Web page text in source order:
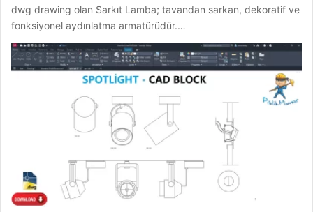
dwg drawing olan Sarkıt Lamba; tavandan sarkan, dekoratif ve
fonksiyonel aydınlatma armatürüdür.…